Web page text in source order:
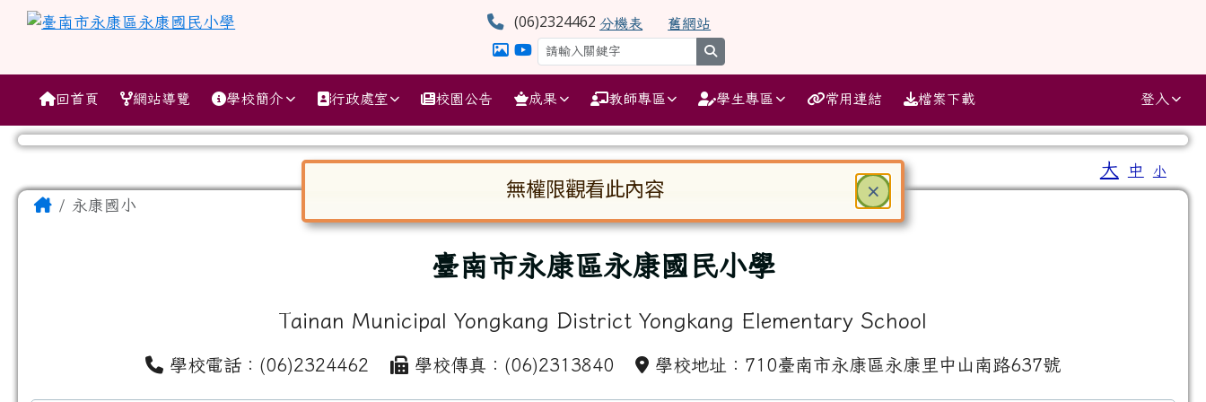
跳至主內容區
臺南市永康區永康國民小學 (06)2324462 分機表 舊網站
導覽列
回首頁 網站導覽 學校簡介 行政處室 校園公告 成果 教師專區 學生專區 常用連結 檔案下載 登入
⏸
大 中 小
主內容區域
Home永康國小
臺南市永康區永康國民小學
Tainan Municipal Yongkang District Yongkang Elementary School
學校電話：(06)2324462 學校傳真：(06)2313840 學校地址：710臺南市永康區永康里中山南路637號
頁尾區域
× 關閉
無權限觀看此內容
對話框已開啟。請使用 Tab 鍵在選項間移動焦點。按下 Enter 鍵或空白鍵確認，按下 Escape 鍵關閉